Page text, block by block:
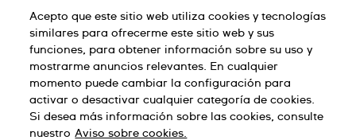
Política de privacidad
Aviso sobre cookies Condiciones de uso
Acepto que este sitio web utiliza cookies y tecnologías
similares para ofrecerme este sitio web y sus
funciones, para obtener información sobre su uso y
mostrarme anuncios relevantes. En cualquier
momento puede cambiar la configuración para
activar o desactivar cualquier categoría de cookies.
Si desea más información sobre las cookies, consulte
nuestro Aviso sobre cookies.